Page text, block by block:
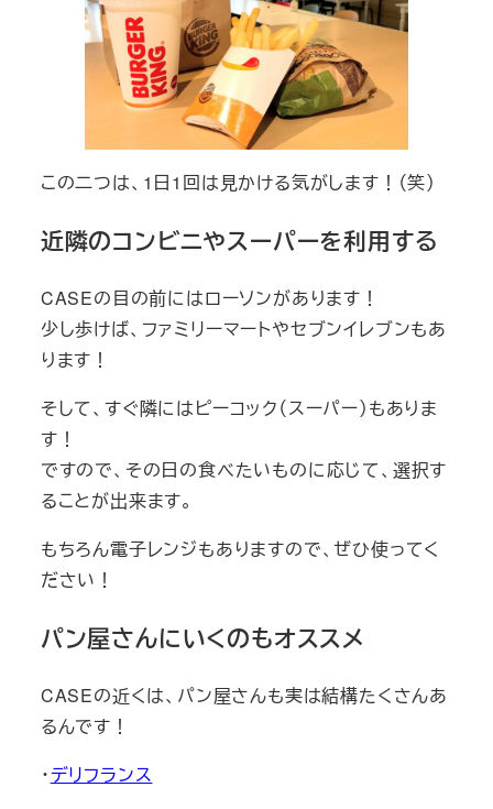
この二つは、1日1回は見かける気がします！（笑）
近隣のコンビニやスーパーを利用する
CASEの目の前にはローソンがあります！
少し歩けば、ファミリーマートやセブンイレブンもあ
ります！
そして、すぐ隣にはピーコック（スーパー）もありま
す！
ですので、その日の食べたいものに応じて、選択す
ることが出来ます。
もちろん電子レンジもありますので、ぜひ使ってく
ださい！
パン屋さんにいくのもオススメ
CASEの近くは、パン屋さんも実は結構たくさんあ
るんです！
・デリフランス